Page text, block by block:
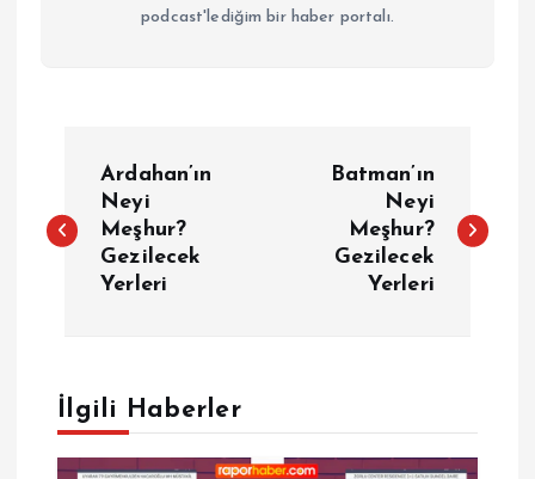
podcast'lediğim bir haber portalı.
a
g
e
Ardahan’ın
Neyi
Meşhur?
Gezilecek
Yerleri
Batman’ın
Neyi
Meşhur?
Gezilecek
Yerleri
İlgili Haberler